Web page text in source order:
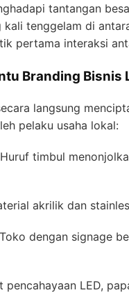
tantangan
tenggelam di
pertama interaksi
Branding Bisnis
langsung
pelaku usaha lokal:
Huruf timbul
akrilik dan
Toko dengan signage
pencahayaan LED,